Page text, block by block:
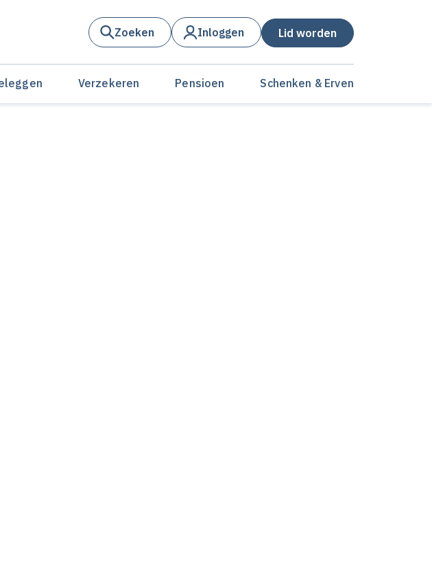
Zoeken Inloggen Lid worden
Verzekeren Pensioen Schenken & Erven